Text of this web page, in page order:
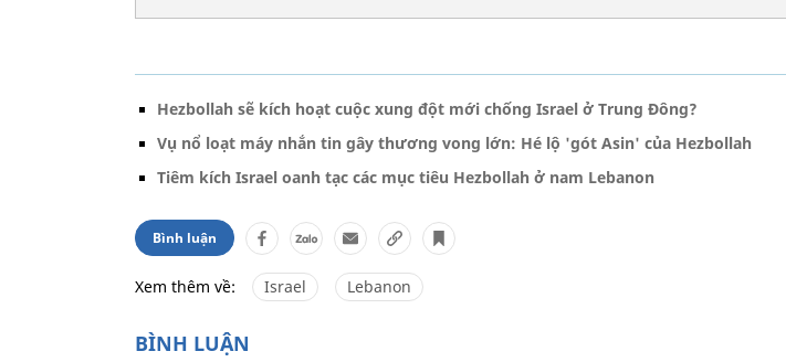
Hezbollah sẽ kích hoạt cuộc xung đột mới chống Israel ở Trung Đông?
Vụ nổ loạt máy nhắn tin gây thương vong lớn: Hé lộ 'gót Asin' của Hezbollah
Tiêm kích Israel oanh tạc các mục tiêu Hezbollah ở nam Lebanon
Bình luận
Xem thêm về: Israel Lebanon